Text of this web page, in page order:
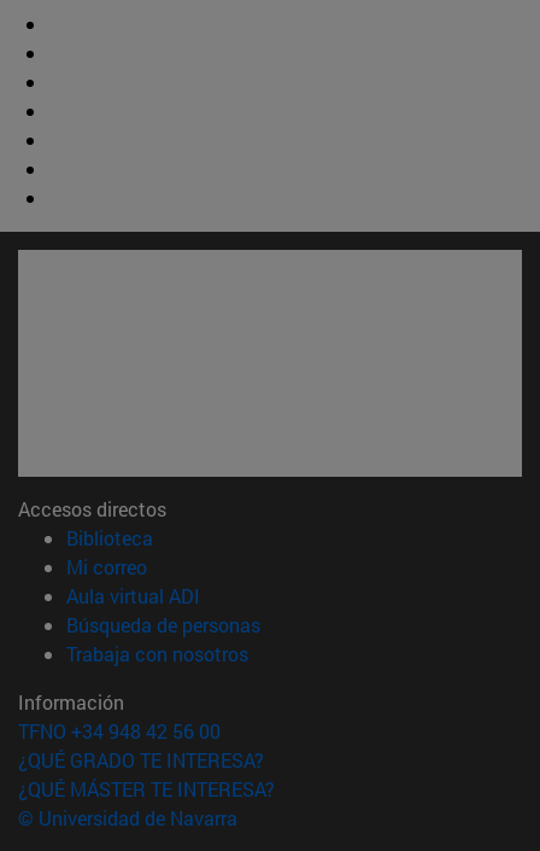
Accesos directos
Biblioteca
Mi correo(abre en nueva ventana)
Aula virtual ADI
Búsqueda de personas(abre en nueva ventana)
Trabaja con nosotros(abre en nueva ventana)
Información
TFNO +34 948 42 56 00
¿QUÉ GRADO TE INTERESA?
¿QUÉ MÁSTER TE INTERESA?
© Universidad de Navarra